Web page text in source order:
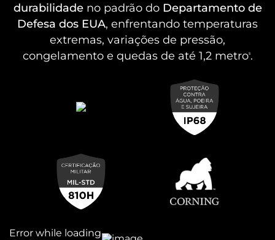
durabilidadeno padrão do Departamento de
Defesa dos EUA, enfrentando temperaturas
extremas, variações de pressão,
congelamento e quedas de até 1,2 metro⁵.